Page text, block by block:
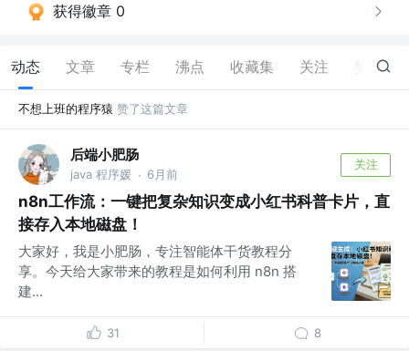
获得徽章 0
动态 文章 专栏 沸点 收藏集 关注 59
不想上班的程序猿 赞了这篇文章
后端小肥肠
java 程序媛 · 6月前
关注
n8n工作流：一键把复杂知识变成小红书科普卡片，直
接存入本地磁盘！
大家好，我是小肥肠，专注智能体干货教程分
享。今天给大家带来的教程是如何利用 n8n 搭
建...
31 8